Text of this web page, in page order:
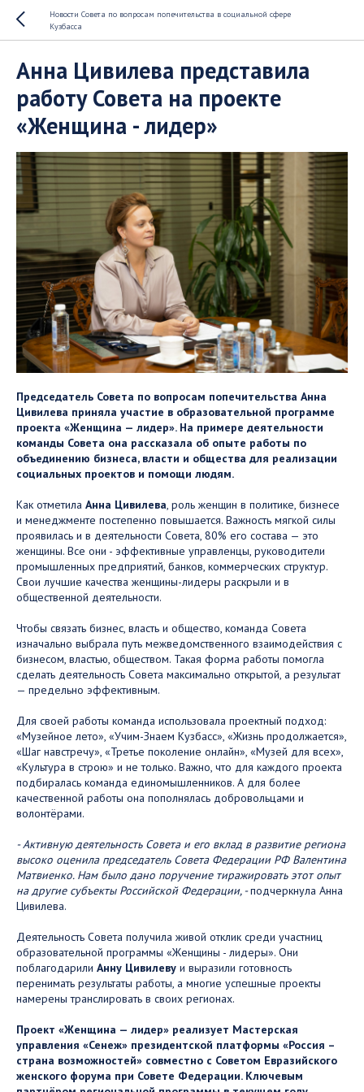
Новости Совета по вопросам попечительства в социальной сфере
Кузбасса
Анна Цивилева представила
работу Совета на проекте
«Женщина - лидер»
Председатель Совета по вопросам попечительства Анна
Цивилева приняла участие в образовательной программе
проекта «Женщина — лидер». На примере деятельности
команды Совета она рассказала об опыте работы по
объединению бизнеса, власти и общества для реализации
социальных проектов и помощи людям.
Как отметила Анна Цивилева, роль женщин в политике, бизнесе
и менеджменте постепенно повышается. Важность мягкой силы
проявилась и в деятельности Совета, 80% его состава — это
женщины. Все они - эффективные управленцы, руководители
промышленных предприятий, банков, коммерческих структур.
Свои лучшие качества женщины-лидеры раскрыли и в
общественной деятельности.
Чтобы связать бизнес, власть и общество, команда Совета
изначально выбрала путь межведомственного взаимодействия с
бизнесом, властью, обществом. Такая форма работы помогла
сделать деятельность Совета максимально открытой, а результат
— предельно эффективным.
Для своей работы команда использовала проектный подход:
«Музейное лето», «Учим-Знаем Кузбасс», «Жизнь продолжается»,
«Шаг навстречу», «Третье поколение онлайн», «Музей для всех»,
«Культура в строю» и не только. Важно, что для каждого проекта
подбиралась команда единомышленников. А для более
качественной работы она пополнялась добровольцами и
волонтёрами.
- Активную деятельность Совета и его вклад в развитие региона
высоко оценила председатель Совета Федерации РФ Валентина
Матвиенко. Нам было дано поручение тиражировать этот опыт
на другие субъекты Российской Федерации, -подчеркнула Анна
Цивилева.
Деятельность Совета получила живой отклик среди участниц
образовательной программы «Женщины - лидеры». Они
поблагодарили Анну Цивилеву и выразили готовность
перенимать результаты работы, а многие успешные проекты
намерены транслировать в своих регионах.
Проект «Женщина — лидер» реализует Мастерская
управления «Сенеж» президентской платформы «Россия –
страна возможностей» совместно с Советом Евразийского
женского форума при Совете Федерации. Ключевым